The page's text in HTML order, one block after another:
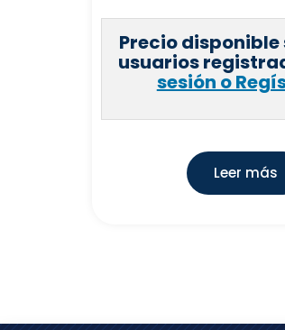
Precio
usuarios
sesión o
Leer más